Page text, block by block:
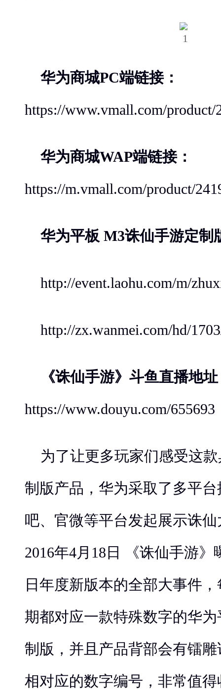
华为商城PC端链接：
https://www.vmall.com/product/
华为商城WAP端链接：
https://m.vmall.com/product/
华为平板 M3诛仙手游定制
http://event.laohu.com/m/
http://zx.wanmei.com/hd/
《诛仙手游》斗鱼直播地
https://www.douyu.com/655693
为了让更多玩家们感受这
制版产品，华为采取了多平
吧、官微等平台发起展示诛
2016年4月18日 《诛仙手游》
日年度新版本的全部大事件
期都对应一款特殊数字的华
制版，并且产品背部会有镭
相对应的数字编号，非常值